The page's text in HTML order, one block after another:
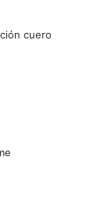
cuero